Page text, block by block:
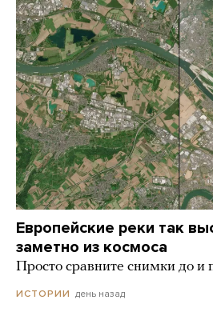
Европейские реки так
заметно из космоса
Просто сравните снимки до и
ИСТОРИИ день назад